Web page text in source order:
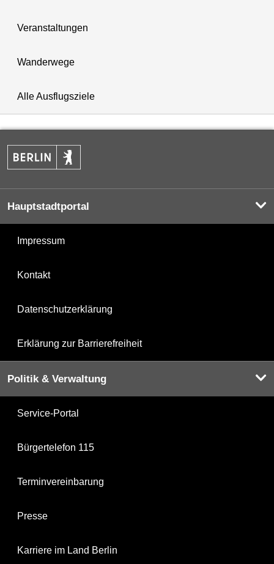
Veranstaltungen
Wanderwege
Alle Ausflugsziele
Hauptstadtportal
Impressum
Kontakt
Datenschutzerklärung
Erklärung zur Barrierefreiheit
Politik & Verwaltung
Service-Portal
Bürgertelefon 115
Terminvereinbarung
Presse
Karriere im Land Berlin